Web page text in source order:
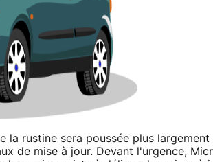
la rustine sera poussée plus
de mise à jour. Devant l'urgence,